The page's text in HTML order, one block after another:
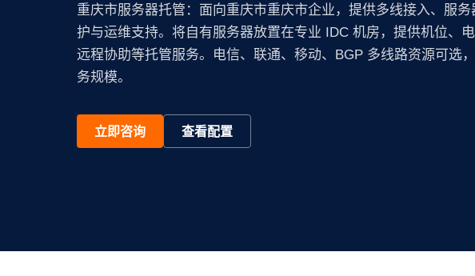
重庆市服务器托管：面向重庆市重庆市企业，提供多线接入、服
护与运维支持。将自有服务器放置在专业 IDC 机房，提供机位、
远程协助等托管服务。电信、联通、移动、BGP 多线路资源可选
务规模。
立即咨询 查看配置